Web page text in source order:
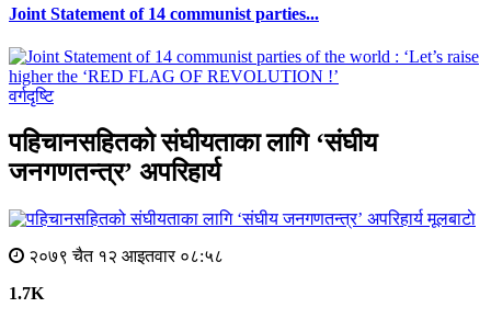
Joint Statement of 14 communist parties...
वर्गदृष्टि
पहिचानसहितको संघीयताका लागि ‘संघीय
जनगणतन्त्र’ अपरिहार्य
मूलबाटाे
२०७९ चैत १२ आइतवार ०८:५८
1.7K